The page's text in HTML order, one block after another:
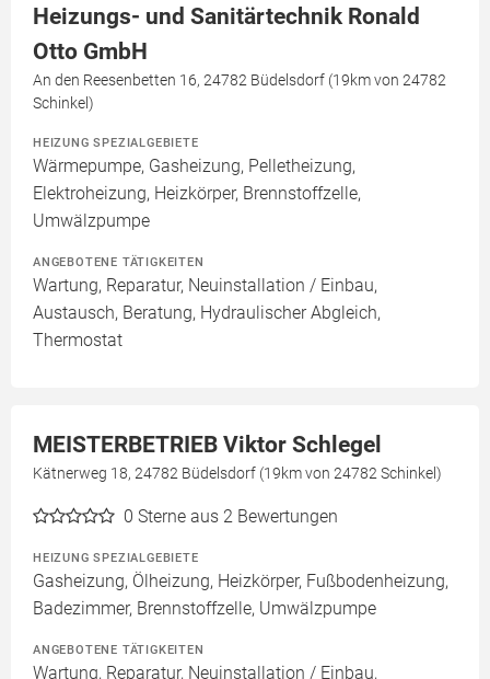
Heizungs- und Sanitärtechnik Ronald
Otto GmbH
An den Reesenbetten 16, 24782 Büdelsdorf (19km von 24782
Schinkel)
HEIZUNG SPEZIALGEBIETE
Wärmepumpe, Gasheizung, Pelletheizung,
Elektroheizung, Heizkörper, Brennstoffzelle,
Umwälzpumpe
ANGEBOTENE TÄTIGKEITEN
Wartung, Reparatur, Neuinstallation / Einbau,
Austausch, Beratung, Hydraulischer Abgleich,
Thermostat
MEISTERBETRIEB Viktor Schlegel
Kätnerweg 18, 24782 Büdelsdorf (19km von 24782 Schinkel)
0 Sterne aus 2 Bewertungen
HEIZUNG SPEZIALGEBIETE
Gasheizung, Ölheizung, Heizkörper, Fußbodenheizung,
Badezimmer, Brennstoffzelle, Umwälzpumpe
ANGEBOTENE TÄTIGKEITEN
Wartung, Reparatur, Neuinstallation / Einbau,